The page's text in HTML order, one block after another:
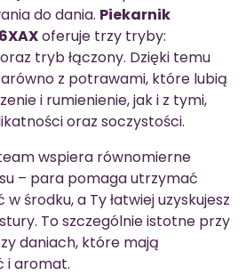
do dania. Piekarnik
oferuje trzy tryby:
tryb łączony. Dzięki temu
z potrawami, które lubią
i rumienienie, jak i z tymi,
oraz soczystości.
wspiera równomierne
– para pomaga utrzymać
środku, a Ty łatwiej uzyskujesz
To szczególnie istotne przy
daniach, które mają
i aromat.